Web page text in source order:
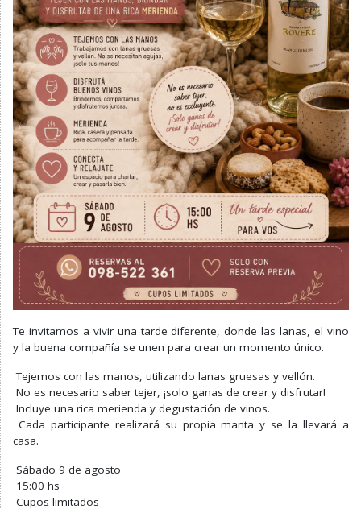
Te invitamos a vivir una tarde diferente, donde las lanas, el vino
y la buena compañía se unen para crear un momento único.
Tejemos con las manos, utilizando lanas gruesas y vellón.
No es necesario saber tejer, ¡solo ganas de crear y disfrutar!
Incluye una rica merienda y degustación de vinos.
Cada participante realizará su propia manta y se la llevará a
casa.
Sábado 9 de agosto
15:00 hs
Cupos limitados